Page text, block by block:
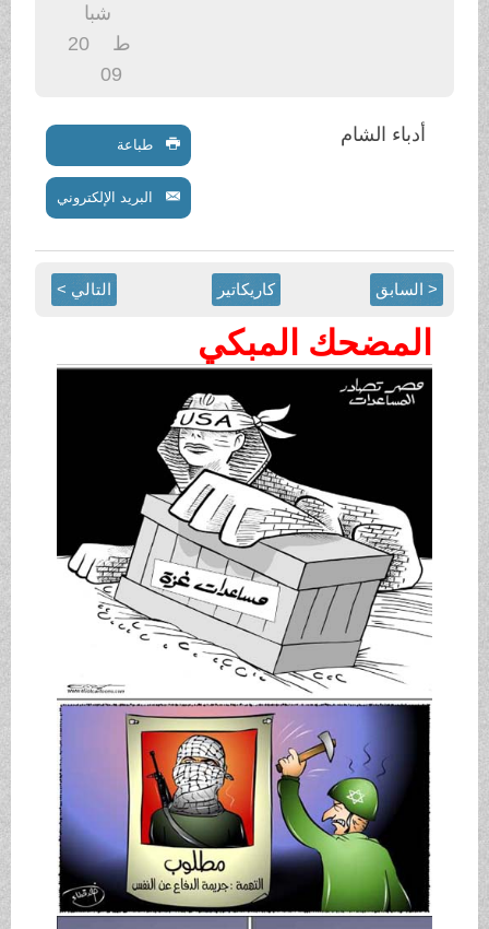
شبا
أدباء الشام طباعة
البريد الإلكتروني
< السابق كاريكاتير التالي >
المضحك المبكي